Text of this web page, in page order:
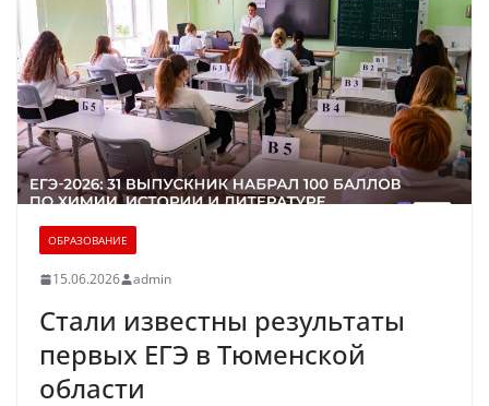
ОБРАЗОВАНИЕ
15.06.2026 admin
Стали известны результаты
первых ЕГЭ в Тюменской
области